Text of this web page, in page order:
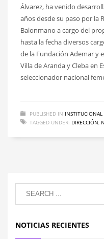
Álvarez, ha venido
años desde su paso por la
Balonmano a cargo del
hasta la fecha diversos
de la Fundación Ademar y
Villa de Aranda y Cleba en
seleccionador nacional
PUBLISHED IN INSTITUCIONAL
TAGGED UNDER: DIRECCIÓN
NOTICIAS RECIENTES